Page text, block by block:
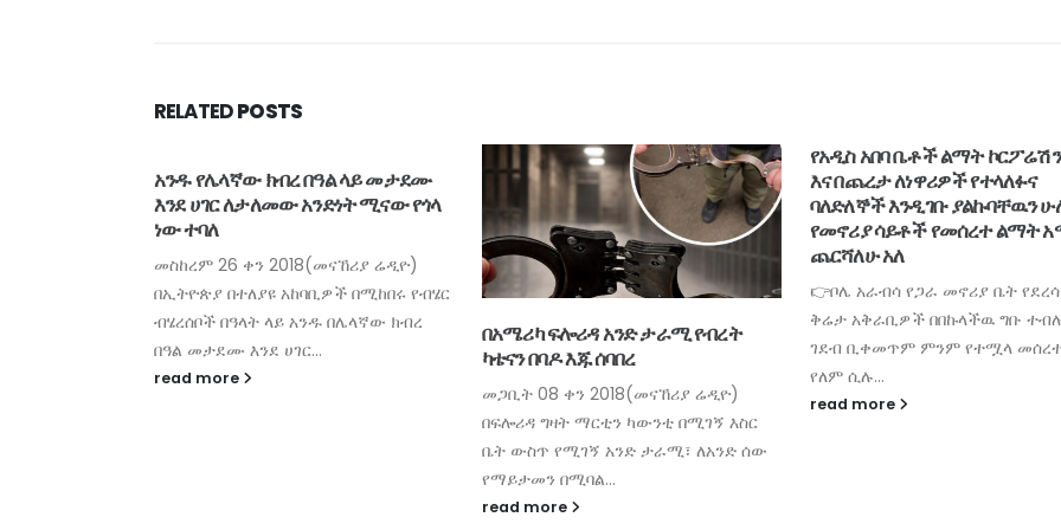
RELATEDPOSTS
አንዱ የሌላኛው ክብረ በዓል ላይ መታደሙ
እንደ ሀገር ለታለመው አንድነት ሚናው የጎላ
ነው ተባለ
መስከረም 26 ቀን 2018(መናኸሪያ ሬዲዮ)
በኢትዮጵያ በተለያዩ አከባቢዎች በሚከበሩ የብሄር
ብሄረሰቦች በዓላት ላይ አንዱ በሌላኛው ክብረ
በዓል መታደሙ እንደ ሀገር...
read more
በአሜሪካ ፍሎሪዳ አንድ ታራሚ የብረት
ካቴናን በባዶ እጁ ሰባበረ
መጋቢት 08 ቀን 2018(መናኸሪያ ሬዲዮ)
በፍሎሪዳ ግዛት ማርቲን ካውንቲ በሚገኝ እስር
ቤት ውስጥ የሚገኝ አንድ ታራሚ፣ ለአንድ ሰው
የማይታመን በሚባል...
read more
የአዲስ አበባ ቤቶች ልማት
እና በጨረታ ለነዋሪዎች የተላለፉና
ባለድለኞች እንዲገቡ ያልኩባቸዉን
የመኖሪያ ሳይቶች የመሰረተ ልማት
ጨርሻለሁ አለ
👉ቦሌ አራብሳ የጋራ መኖሪያ ቤት
ቅሬታ አቅራቢዎች በበኩላችዉ ግቡ
ገደብ ቢቀመጥም ምንም የተሟላ
የለም ሲሉ...
read more